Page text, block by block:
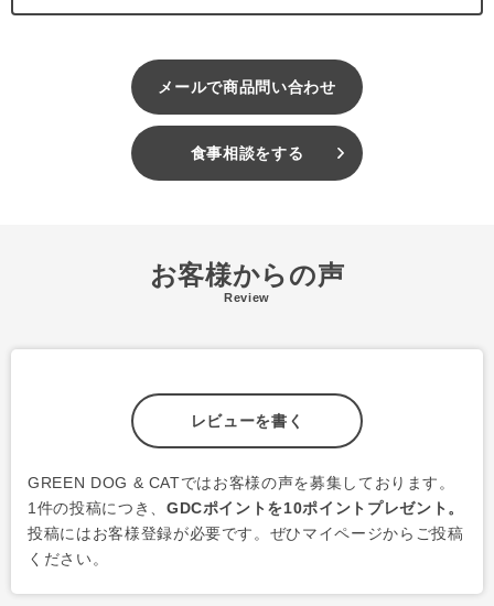
メールで商品問い合わせ
食事相談をする
お客様からの声
Review
レビューを書く
GREEN DOG & CATではお客様の声を募集しております。
1件の投稿につき、 GDCポイントを10ポイントプレゼント。
投稿にはお客様登録が必要です。ぜひマイページからご投稿
ください。